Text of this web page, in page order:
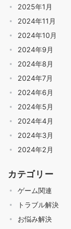
2025年1月
2024年11月
2024年10月
2024年9月
2024年8月
2024年7月
2024年6月
2024年5月
2024年4月
2024年3月
2024年2月
カテゴリー
ゲーム関連
トラブル解決
お悩み解決